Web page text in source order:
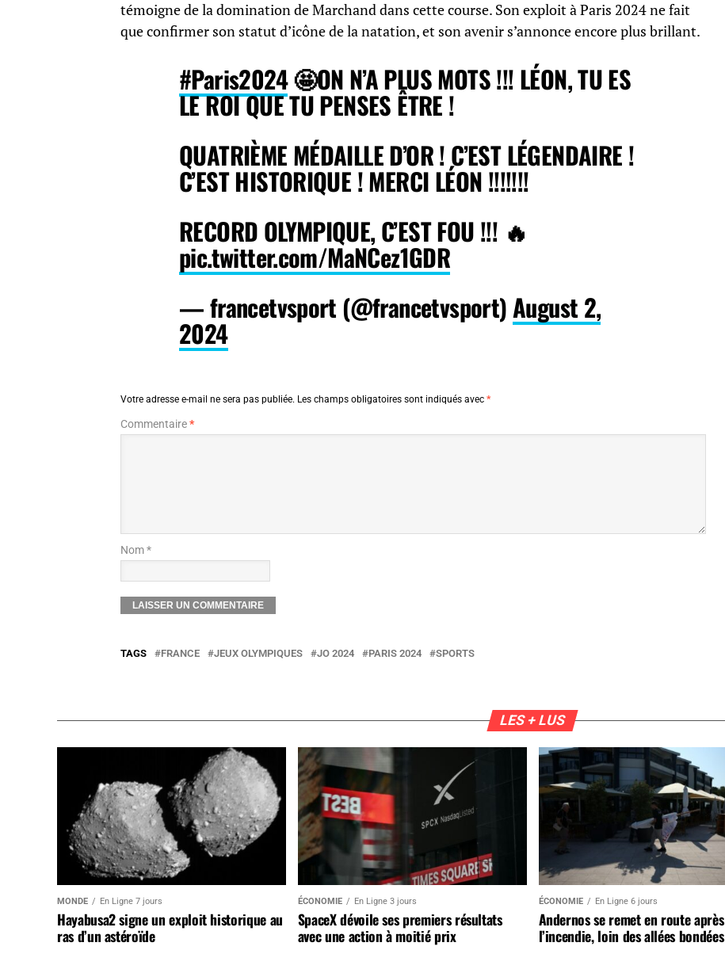
témoigne de la domination de Marchand dans cette course. Son exploit à Paris 2024 ne fait
que confirmer son statut d’icône de la natation, et son avenir s’annonce encore plus brillant.
#Paris2024🤩ON N’A PLUS MOTS !!! LÉON, TU ES
LE ROI QUE TU PENSES ÊTRE !
QUATRIÈME MÉDAILLE D’OR ! C’EST LÉGENDAIRE !
C’EST HISTORIQUE ! MERCI LÉON !!!!!!!
RECORD OLYMPIQUE, C’EST FOU !!! 🔥
pic.twitter.com/MaNCez1GDR
— francetvsport (@francetvsport)August 2,
2024
Votre adresse e-mail ne sera pas publiée. Les champs obligatoires sont indiqués avec *
Commentaire*
Nom *
TAGS FRANCE JEUX OLYMPIQUES JO 2024 PARIS 2024 SPORTS
LES + LUS
MONDE En Ligne 7 jours
Hayabusa2 signe un exploit historique au
ras d’un astéroïde
ÉCONOMIE En Ligne 3 jours
SpaceX dévoile ses premiers résultats
avec une action à moitié prix
ÉCONOMIE En Ligne 6 jours
Andernos se remet en route après
l’incendie, loin des allées bondées